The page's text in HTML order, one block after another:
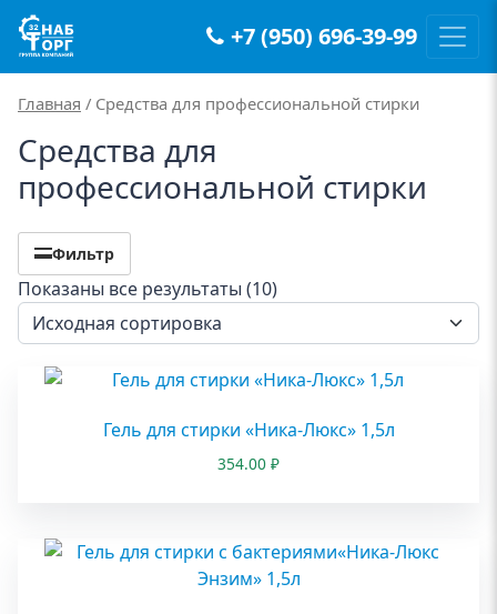
Main Navigation +7 (950) 696-39-99
Главная / Средства для профессиональной стирки
Средства для
профессиональной стирки
Фильтр
Показаны все результаты (10)
Гель для стирки «Ника-Люкс» 1,5л
354.00 ₽